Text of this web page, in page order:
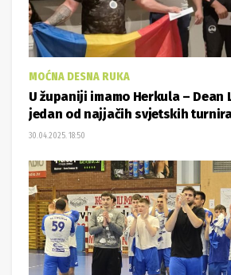
MOĆNA DESNA RUKA
U županiji imamo Herkula – Dean
jedan od najjačih svjetskih
30.04.2025. 18:50